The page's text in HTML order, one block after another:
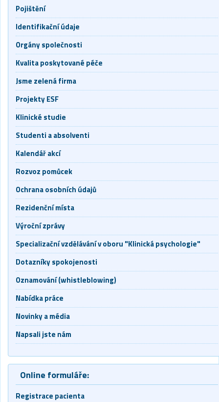
Pojištění
Identifikační údaje
Orgány společnosti
Kvalita poskytované péče
Jsme zelená firma
Projekty ESF
Klinické studie
Studenti a absolventi
Kalendář akcí
Rozvoz pomůcek
Ochrana osobních údajů
Rezidenční místa
Výroční zprávy
Specializační vzdělávání v oboru "Klinická psychologie"
Dotazníky spokojenosti
Oznamování (whistleblowing)
Nabídka práce
Novinky a média
Napsali jste nám
Online formuláře:
Registrace pacienta